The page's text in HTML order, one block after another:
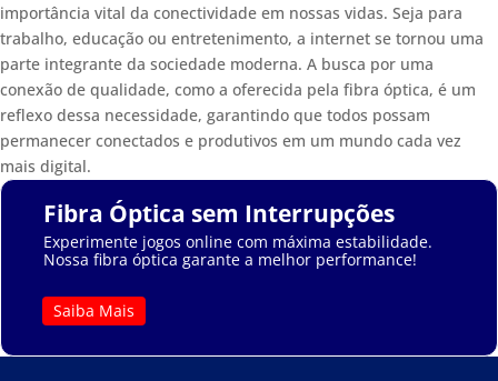
importância vital da conectividade em nossas vidas. Seja para
trabalho, educação ou entretenimento, a internet se tornou uma
parte integrante da sociedade moderna. A busca por uma
conexão de qualidade, como a oferecida pela fibra óptica, é um
reflexo dessa necessidade, garantindo que todos possam
permanecer conectados e produtivos em um mundo cada vez
mais digital.
Fibra Óptica sem Interrupções
Experimente jogos online com máxima estabilidade.
Nossa fibra óptica garante a melhor performance!
Saiba Mais